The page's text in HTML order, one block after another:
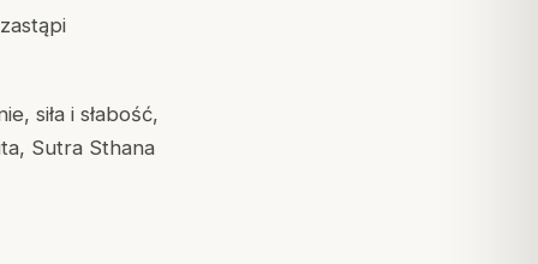
siła i słabość,
Sutra Sthana